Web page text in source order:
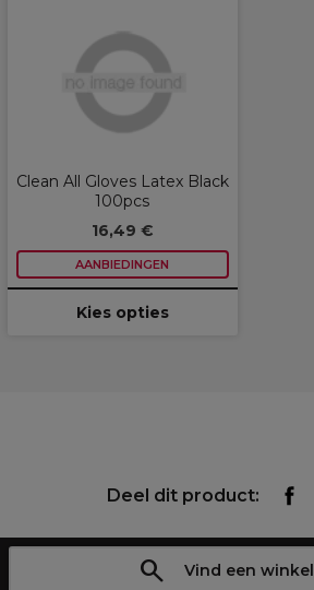
Clean All Gloves Latex Black
100pcs
16,49 €
AANBIEDINGEN
Kies opties
Deel dit product:
Vind een winkel